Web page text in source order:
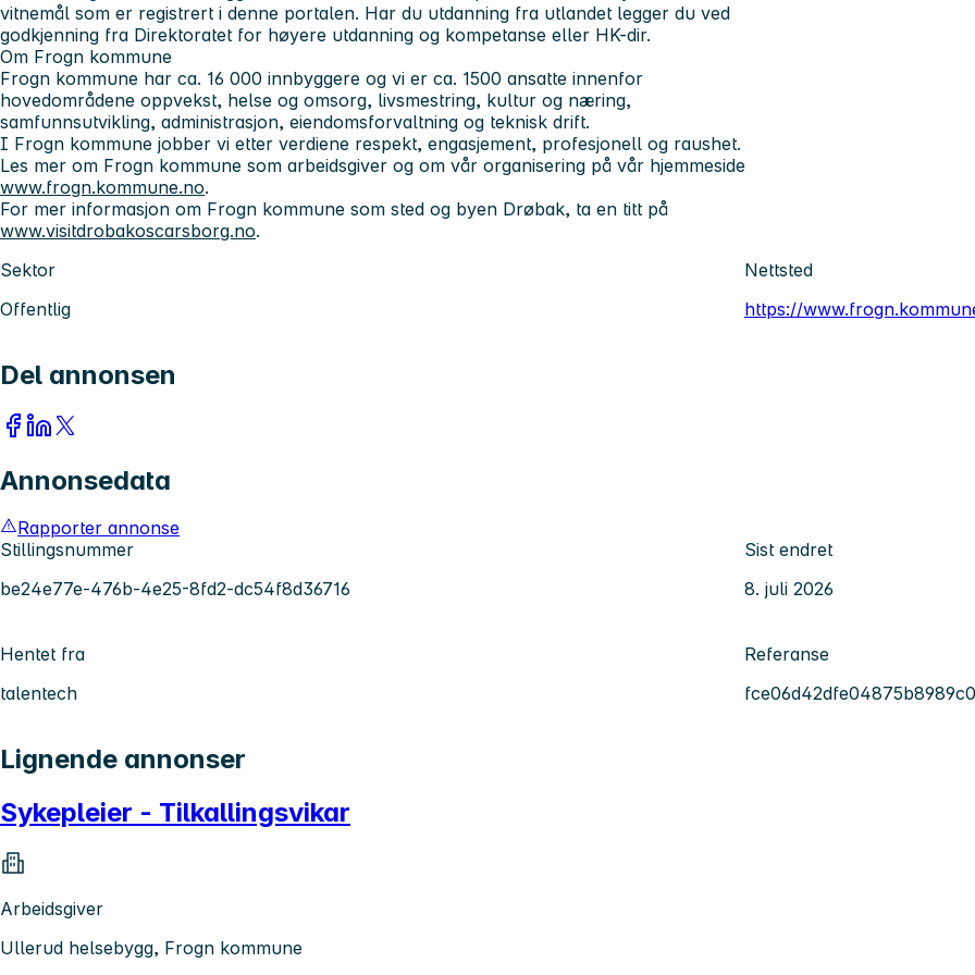
vitnemål som er registrert i denne portalen. Har du utdanning fra utlandet legger du ved
godkjenning fra Direktoratet for høyere utdanning og kompetanse eller HK-dir.
Om Frogn kommune
Frogn kommune har ca. 16 000 innbyggere og vi er ca. 1500 ansatte innenfor
hovedområdene oppvekst, helse og omsorg, livsmestring, kultur og næring,
samfunnsutvikling, administrasjon, eiendomsforvaltning og teknisk drift.
I Frogn kommune jobber vi etter verdiene respekt, engasjement, profesjonell og raushet.
Les mer om Frogn kommune som arbeidsgiver og om vår organisering på vår hjemmeside
www.frogn.kommune.no.
For mer informasjon om Frogn kommune som sted og byen Drøbak, ta en titt på
www.visitdrobakoscarsborg.no.
Sektor
Offentlig
Nettsted
https://
Del annonsen
Annonsedata
Rapporter annonse
Stillingsnummer
be24e77e-476b-4e25-8fd2-dc54f8d36716
Sist endret
8. juli 2026
Hentet fra
talentech
Referanse
Lignende annonser
Sykepleier - Tilkallingsvikar
Arbeidsgiver
Ullerud helsebygg, Frogn kommune